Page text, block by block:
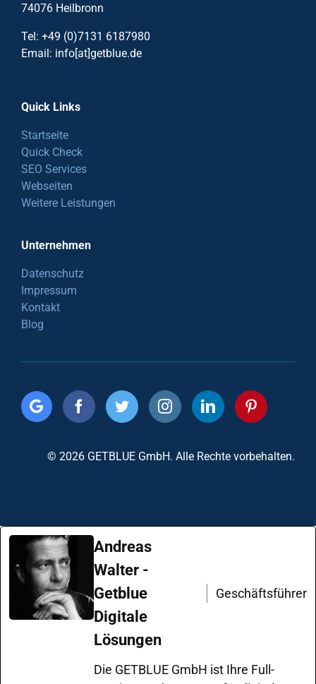
74076 Heilbronn
Tel: +49 (0)7131 6187980
Email: info[at]getblue.de
Quick Links
Startseite
Quick Check
SEO Services
Webseiten
Weitere Leistungen
Unternehmen
Datenschutz
Impressum
Kontakt
Blog
© 2026 GETBLUE GmbH. Alle Rechte vorbehalten.
Andreas
Walter -
Getblue
Digitale
Lösungen
Geschäftsführer
Die GETBLUE GmbH ist Ihre Full-